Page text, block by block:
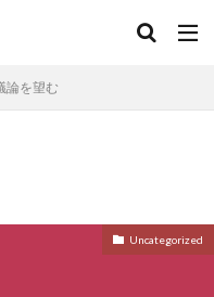
論を望む
Uncategorized